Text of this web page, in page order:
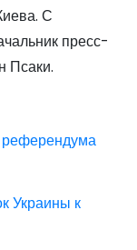
С
пресс-
Псаки.
референдума
Украины к